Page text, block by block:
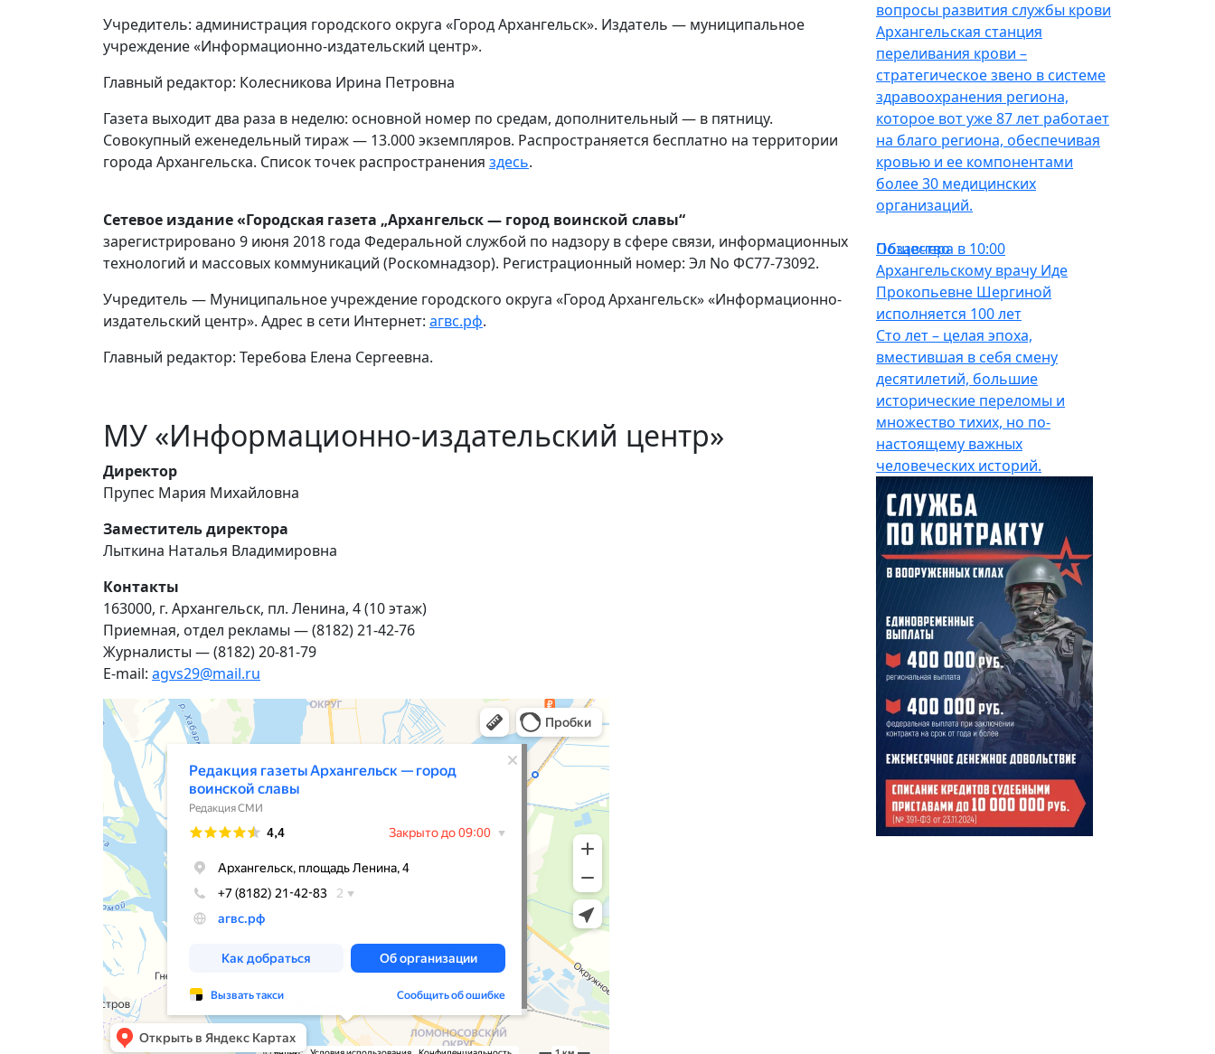
Учредитель: администрация городского округа «Город Архангельск». Издатель — муниципальное
учреждение «Информационно-издательский центр».
Главный редактор: Колесникова Ирина Петровна
Газета выходит два раза в неделю: основной номер по средам, дополнительный — в пятницу.
Совокупный еженедельный тираж — 13.000 экземпляров. Распространяется бесплатно на территории
города Архангельска. Список точек распространения здесь.
Сетевое издание «Городская газета „Архангельск — город воинской славы“
зарегистрировано 9 июня 2018 года Федеральной службой по надзору в сфере связи, информационных
технологий и массовых коммуникаций (Роскомнадзор). Регистрационный номер: Эл No ФС77-73092.
Учредитель — Муниципальное учреждение городского округа «Город Архангельск» «Информационно-
издательский центр». Адрес в сети Интернет: агвс.рф.
Главный редактор: Теребова Елена Сергеевна.
МУ «Информационно-издательский центр»
Директор
Прупес Мария Михайловна
Заместитель директора
Лыткина Наталья Владимировна
Контакты
163000, г. Архангельск, пл. Ленина, 4 (10 этаж)
Приемная, отдел рекламы — (8182) 21-42-76
Журналисты — (8182) 20-81-79
E-mail: agvs29@mail.ru
вопросы развития службы крови
Архангельская станция
переливания крови –
стратегическое звено в системе
здравоохранения региона,
которое вот уже 87 лет работает
на благо региона, обеспечивая
кровью и ее компонентами
более 30 медицинских
организаций.
Общество
Позавчера в 10:00
Архангельскому врачу Иде
Прокопьевне Шергиной
исполняется 100 лет
Сто лет – целая эпоха,
вместившая в себя смену
десятилетий, большие
исторические переломы и
множество тихих, но по-
настоящему важных
человеческих историй.